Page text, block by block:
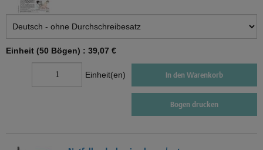
Einheit (50 Bögen) : 39,07 €
Einheit(en) In den Warenkorb
Bogen drucken